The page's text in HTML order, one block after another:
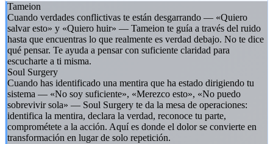
Tameion
Cuando verdades conflictivas te están desgarrando — «Quiero
salvar esto» y «Quiero huir» — Tameion te guía a través del ruido
hasta que encuentras lo que realmente es verdad debajo. No te dice
qué pensar. Te ayuda a pensar con suficiente claridad para
escucharte a ti misma.
Soul Surgery
Cuando has identificado una mentira que ha estado dirigiendo tu
sistema — «No soy suficiente», «Merezco esto», «No puedo
sobrevivir sola» — Soul Surgery te da la mesa de operaciones:
identifica la mentira, declara la verdad, reconoce tu parte,
comprométete a la acción. Aquí es donde el dolor se convierte en
transformación en lugar de solo repetición.